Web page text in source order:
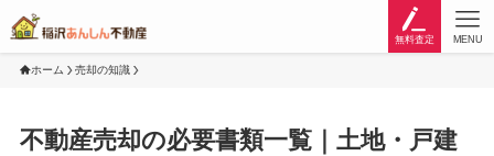
無料査定 MENU
ホーム 売却の知識
不動産売却の必要書類一覧｜土地・戸建